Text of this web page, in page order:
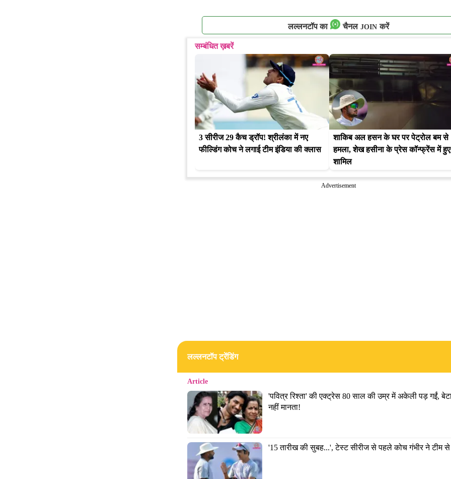
लल्लनटॉप का चैनल JOIN करें
सम्बंधित ख़बरें
3 सीरीज 29 कैच ड्रॉप! श्रीलंका में नए
फील्डिंग कोच ने लगाई टीम इंडिया की क्लास
शाकिब अल हसन के घर पर पेट्रोल बम से
हमला, शेख हसीना के प्रेस कॉन्फ्रेंस में
शामिल
Advertisement
लल्लनटॉप ट्रेंडिंग
Article
'पवित्र रिश्ता' की एक्ट्रेस 80 साल की उम्र में अकेली पड़ गईं, बेटा
नहीं मानता!
'15 तारीख की सुबह...', टेस्ट सीरीज से पहले कोच गंभीर ने टीम से